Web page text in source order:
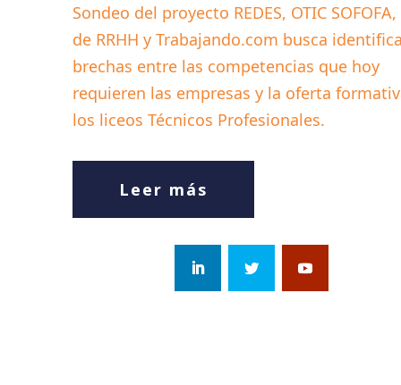
Sondeo del proyecto REDES, OTIC SOFOFA,
de RRHH y Trabajando.com busca
brechas entre las competencias que hoy
requieren las empresas y la oferta
los liceos Técnicos Profesionales.
Leer más